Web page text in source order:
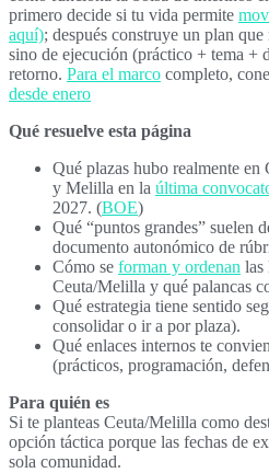
primero decide si tu vida permite
aquí); después construye un plan
sino de ejecución (práctico + tema +
retorno. Para el marco completo,
desde enero
Qué resuelve esta página
Qué plazas hubo realmente
y Melilla en la última
2027. (BOE)
Qué “puntos grandes” suelen
documento autonómico de
Cómo se forman y ordenan las
Ceuta/Melilla y qué palancas
Qué estrategia tiene sentido
consolidar o ir a por plaza).
Qué enlaces internos te
(prácticos, programación,
Para quién es
Si te planteas Ceuta/Melilla como
opción táctica porque las fechas de
sola comunidad.